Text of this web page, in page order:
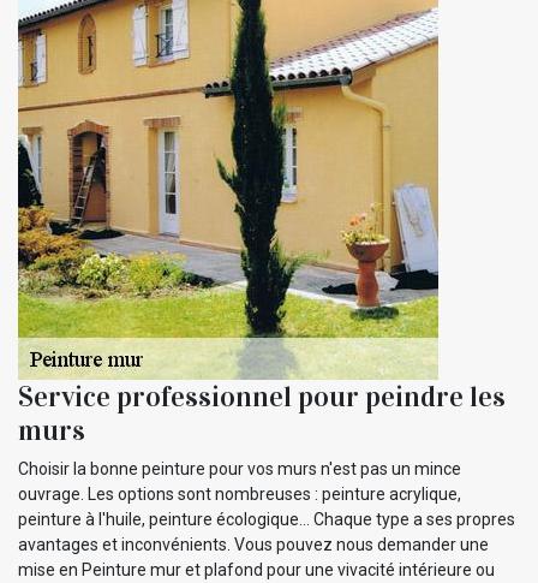
Service professionnel pour peindre les
murs
Choisir la bonne peinture pour vos murs n'est pas un mince
ouvrage. Les options sont nombreuses : peinture acrylique,
peinture à l'huile, peinture écologique... Chaque type a ses propres
avantages et inconvénients. Vous pouvez nous demander une
mise en Peinture mur et plafond pour une vivacité intérieure ou